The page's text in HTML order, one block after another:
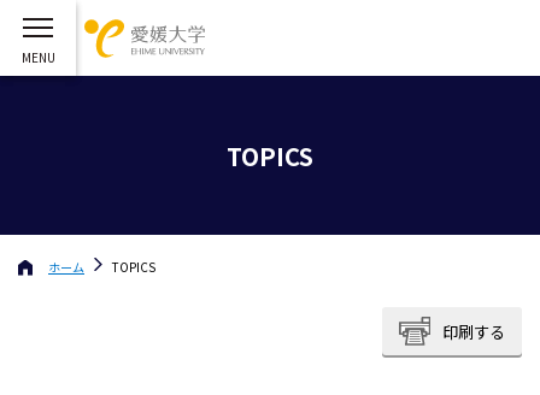
TOPICS
ホーム TOPICS
印刷する